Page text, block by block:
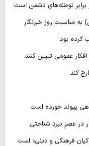
برابر توطئه‌های دشمن است
مناسبت روز خبرنگار
کرده بود
افکار عمومی تبیین کنند
کند
پیوند خورده است
در عصرِ نبردِ شناختی
کیان فرهنگی و دینی» است